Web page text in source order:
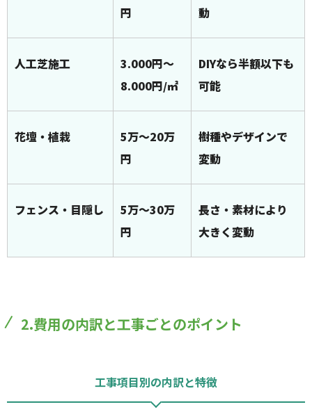
円
動
人工芝施工
3.000円～
8.000円/㎡
DIYなら半額以下も
可能
花壇・植栽
5万～20万
円
樹種やデザインで
変動
フェンス・目隠し
5万～30万
円
長さ・素材により
大きく変動
2.費用の内訳と工事ごとのポイント
工事項目別の内訳と特徴